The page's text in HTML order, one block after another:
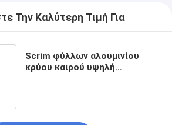
θερμότητα ταινία μόνωσης
υφασμάτων γυαλιού
ταινιών Polyimide
Την Καλύτερη Τιμή Για
Scrim φύλλων αλουμινίου
κρύου καιρού υψηλή